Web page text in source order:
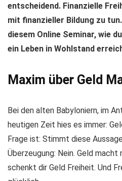
entscheidend. Finanzielle
mit finanzieller Bildung zu
diesem Online Seminar, wie
ein Leben in Wohlstand
Maxim über Geld
Bei den alten Babyloniern, im
heutigen Zeit hies es immer:
Frage ist: Stimmt diese
Überzeugung: Nein. Geld
schenkt dir Geld Freiheit. Und